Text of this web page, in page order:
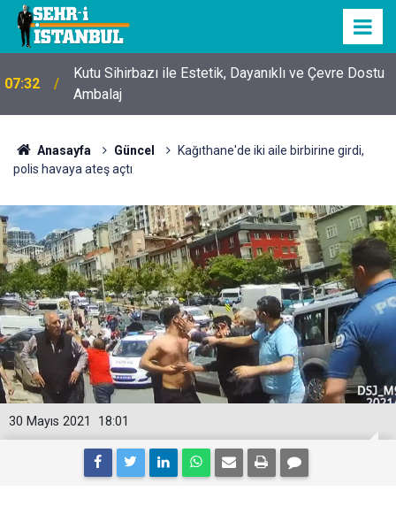
07:32
Kutu Sihirbazı ile Estetik, Dayanıklı ve Çevre Dostu
Ambalaj
Anasayfa Güncel
Kağıthane'de iki aile birbirine girdi,
polis havaya ateş açtı
18:01
30 Mayıs 2021